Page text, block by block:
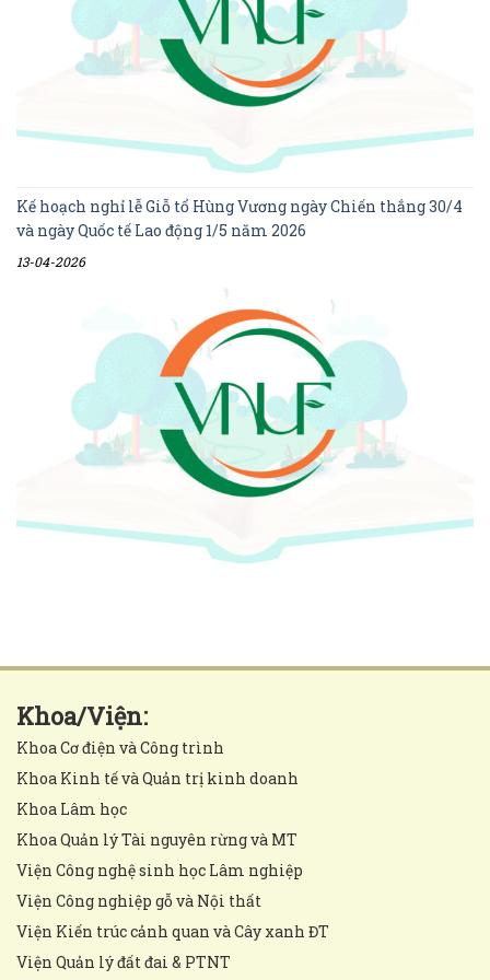
Kế hoạch nghỉ lễ Giỗ tổ Hùng Vương ngày Chiến thắng 30/4
và ngày Quốc tế Lao động 1/5 năm 2026
13-04-2026
Khoa/Viện:
Khoa Cơ điện và Công trình
Khoa Kinh tế và Quản trị kinh doanh
Khoa Lâm học
Khoa Quản lý Tài nguyên rừng và MT
Viện Công nghệ sinh học Lâm nghiệp
Viện Công nghiệp gỗ và Nội thất
Viện Kiến trúc cảnh quan và Cây xanh ĐT
Viện Quản lý đất đai & PTNT